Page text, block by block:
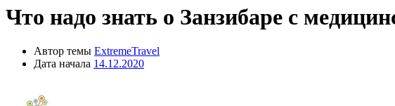
Что надо знать о Занзибаре с
Автор темы ExtremeTravel
Дата начала 14.12.2020